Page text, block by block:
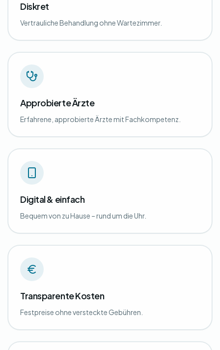
Diskret
Vertrauliche Behandlung ohne Wartezimmer.
Approbierte Ärzte
Erfahrene, approbierte Ärzte mit Fachkompetenz.
Digital & einfach
Bequem von zu Hause – rund um die Uhr.
Transparente Kosten
Festpreise ohne versteckte Gebühren.